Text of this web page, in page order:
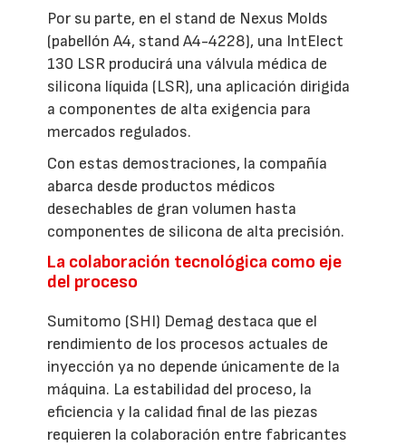
Por su parte, en el stand de Nexus Molds
(pabellón A4, stand A4-4228), una IntElect
130 LSR producirá una válvula médica de
silicona líquida (LSR), una aplicación dirigida
a componentes de alta exigencia para
mercados regulados.
Con estas demostraciones, la compañía
abarca desde productos médicos
desechables de gran volumen hasta
componentes de silicona de alta precisión.
La colaboración tecnológica como eje
del proceso
Sumitomo (SHI) Demag destaca que el
rendimiento de los procesos actuales de
inyección ya no depende únicamente de la
máquina. La estabilidad del proceso, la
eficiencia y la calidad final de las piezas
requieren la colaboración entre fabricantes